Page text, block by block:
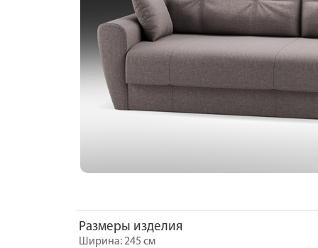
Размеры изделия
Ширина: 245 см